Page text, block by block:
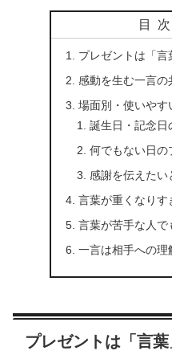
目次
プレゼントは「言
感動を生む一言の
場面別・使いやす
誕生日・記念日
何でもない日の
感謝を伝えたい
言葉が重くなりす
言葉が苦手な人で
一言は相手への理
プレゼントは「言